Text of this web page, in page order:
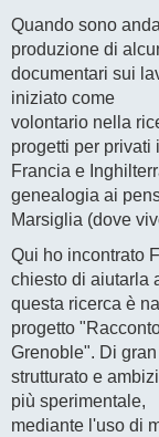
Quando sono
produzione di
documentari sui
iniziato come
volontario nella
progetti per privati
Francia e
genealogia ai
Marsiglia (dove
Qui ho incontrato
chiesto di aiutarla
questa ricerca è
progetto
Grenoble". Di
strutturato e
più sperimentale,
mediante l'uso di